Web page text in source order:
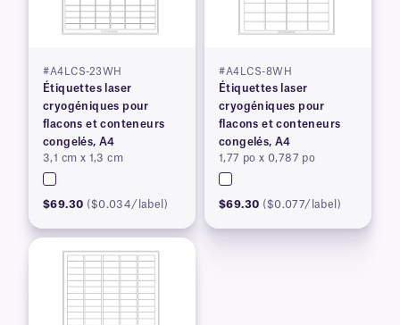
#A4LCS-23WH
Étiquettes laser
cryogéniques pour
flacons et conteneurs
congelés, A4
3,1 cm x 1,3 cm
$69.30 ($0.034/label)
#A4LCS-8WH
Étiquettes laser
cryogéniques pour
flacons et conteneurs
congelés, A4
1,77 po x 0,787 po
$69.30 ($0.077/label)